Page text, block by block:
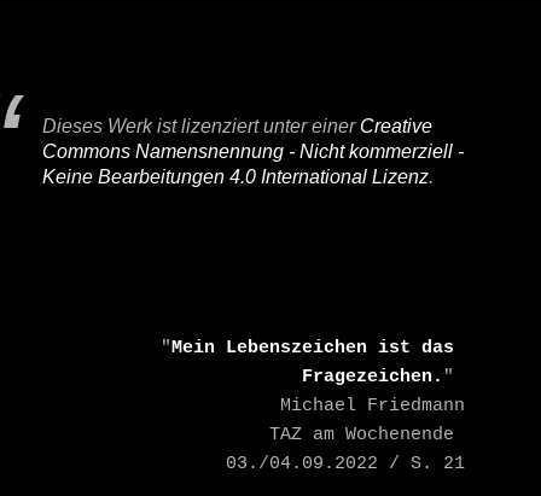
Dieses Werk ist lizenziert unter einer Creative
Commons Namensnennung - Nicht kommerziell -
Keine Bearbeitungen 4.0 International Lizenz.
    "
Mein Lebenszeichen ist das
Fragezeichen. "
03./04.09.2022 / S. 21